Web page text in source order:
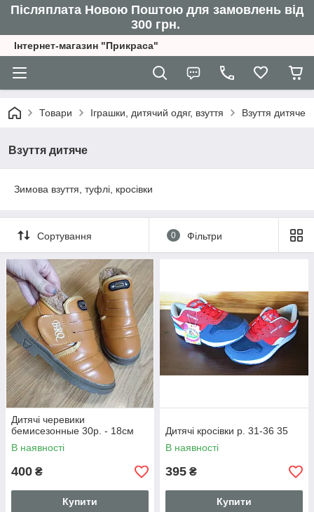
Післяплата Новою Поштою для замовлень від
300 грн.
Інтернет-магазин "Прикраса"
Товари Іграшки, дитячий одяг, взуття Взуття дитяче
Взуття дитяче
Зимова взуття, туфлі, кросівки
Сортування 0 Фільтри
Дитячі черевики
бемисезонные 30р. - 18см
В наявності
400 ₴
Купити
Дитячі кросівки р. 31-36 35
В наявності
395 ₴
Купити